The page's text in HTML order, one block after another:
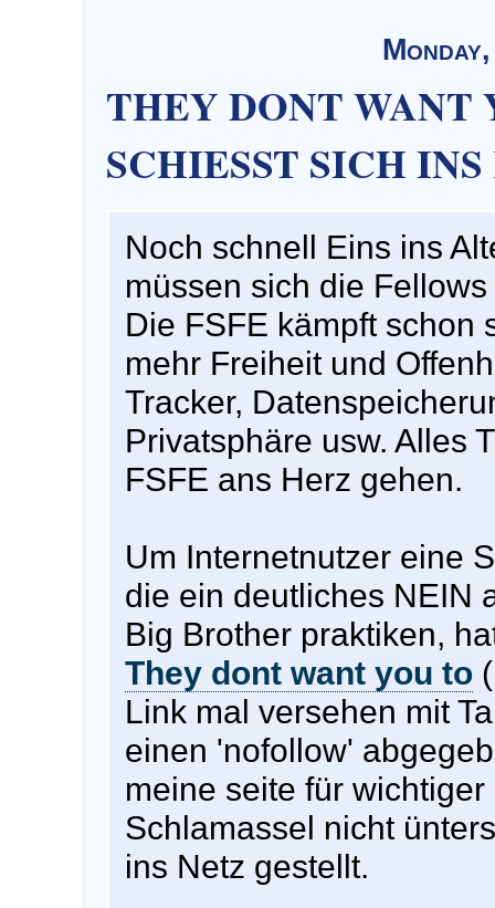
THEY DONT WANT
SCHIESST SICH
Noch schnell Eins ins
müssen sich die
Die FSFE kämpft schon
mehr Freiheit und
Tracker,
Privatsphäre usw. Alles
FSFE ans Herz gehen.
Um Internetnutzer eine
die ein deutliches NEIN
Big Brother praktiken,
They dont want you to
Link mal versehen mit
einen 'nofollow'
meine seite für
Schlamassel nicht
ins Netz gestellt.